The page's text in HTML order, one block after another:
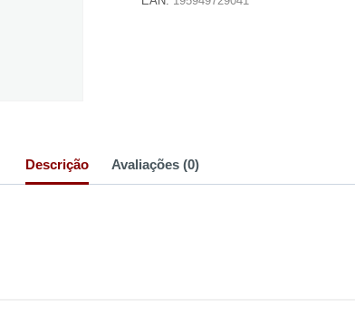
Descrição Avaliações (0)